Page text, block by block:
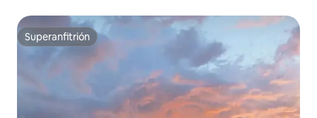
Superanfitrión
Superanfitrión